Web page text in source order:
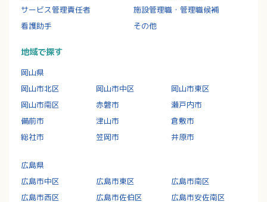
サービス管理責任者
施設管理職・管理職候補
看護助手
その他
地域で探す
岡山県
岡山市北区
岡山市中区
岡山市東区
岡山市南区
赤磐市
瀬戸内市
備前市
津山市
倉敷市
総社市
笠岡市 井原市
広島県
広島市中区
広島市東区
広島市南区
広島市西区
広島市佐伯区 広島市安佐南区